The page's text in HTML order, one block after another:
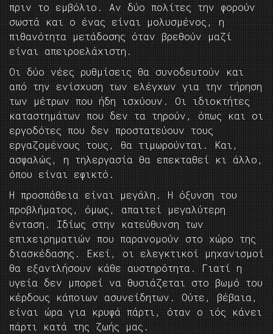
πριν το εμβόλιο. Αν δύο πολίτες την φορούν
σωστά και ο ένας είναι μολυσμένος, η
πιθανότητα μετάδοσης όταν βρεθούν μαζί
είναι απειροελάχιστη.
Οι δύο νέες ρυθμίσεις θα συνοδευτούν και
από την ενίσχυση των ελέγχων για την τήρηση
των μέτρων που ήδη ισχύουν. Οι ιδιοκτήτες
καταστημάτων που δεν τα τηρούν, όπως και οι
εργοδότες που δεν προστατεύουν τους
εργαζομένους τους, θα τιμωρούνται. Και,
ασφαλώς, η τηλεργασία θα επεκταθεί κι άλλο,
όπου είναι εφικτό.
Η προσπάθεια είναι μεγάλη. Η όξυνση του
προβλήματος, όμως, απαιτεί μεγαλύτερη
ένταση. Ιδίως στην κατεύθυνση των
επιχειρηματιών που παρανομούν στο χώρο της
διασκέδασης. Εκεί, οι ελεγκτικοί μηχανισμοί
θα εξαντλήσουν κάθε αυστηρότητα. Γιατί η
υγεία δεν μπορεί να θυσιάζεται στο βωμό του
κέρδους κάποιων ασυνείδητων. Ούτε, βέβαια,
είναι ώρα για κρυφά πάρτι, όταν ο ιός κάνει
πάρτι κατά της ζωής μας.